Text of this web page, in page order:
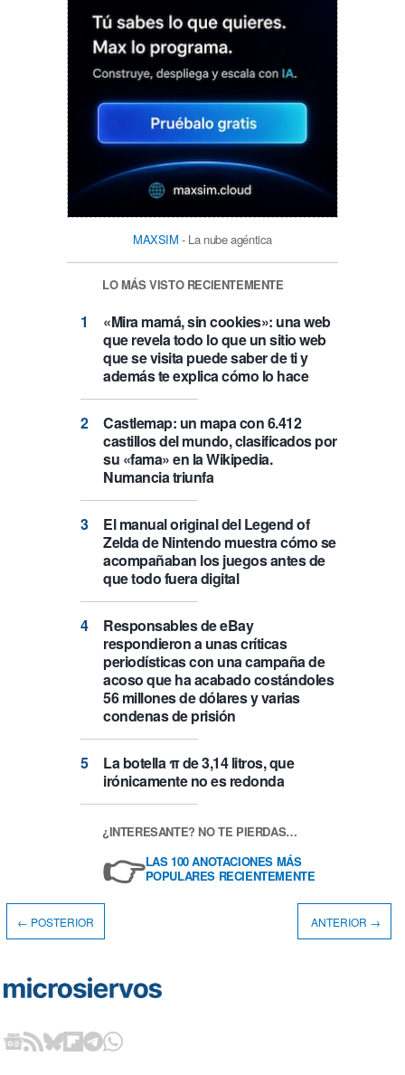
MAXSIM - La nube agéntica
LO MÁS VISTO RECIENTEMENTE
«Mira mamá, sin cookies»: una web
que revela todo lo que un sitio web
que se visita puede saber de ti y
además te explica cómo lo hace
Castlemap: un mapa con 6.412
castillos del mundo, clasificados por
su «fama» en la Wikipedia.
Numancia triunfa
El manual original del Legend of
Zelda de Nintendo muestra cómo se
acompañaban los juegos antes de
que todo fuera digital
Responsables de eBay
respondieron a unas críticas
periodísticas con una campaña de
acoso que ha acabado costándoles
56 millones de dólares y varias
condenas de prisión
La botella π de 3,14 litros, que
irónicamente no es redonda
¿INTERESANTE? NO TE PIERDAS…
👉LAS 100 ANOTACIONES MÁS
POPULARES RECIENTEMENTE
← POSTERIOR ANTERIOR →